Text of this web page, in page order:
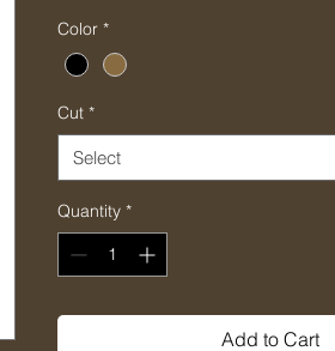
Color *
Cut *
Select
Quantity *
Add to Cart